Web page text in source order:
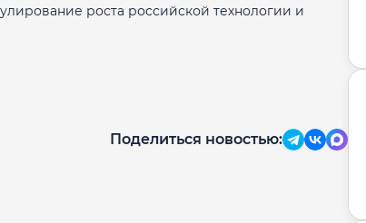
роста российской технологии и
Поделиться новостью: